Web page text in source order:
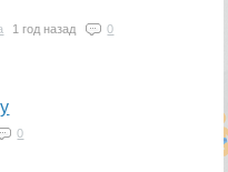
1 год назад 0
0